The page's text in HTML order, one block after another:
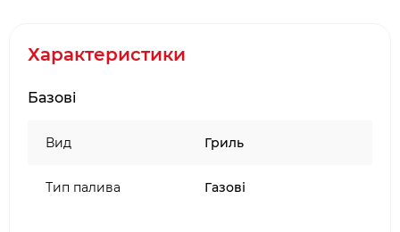
Камера гриля (cookbox) з литого алюмінію
Пластини Flavorizer® з нержавіючої сталі
Система контролю жиру зі знімним
Це компактний і надійний газовий гриль
Характеристики
Базові
Вид Гриль
Тип палива Газові